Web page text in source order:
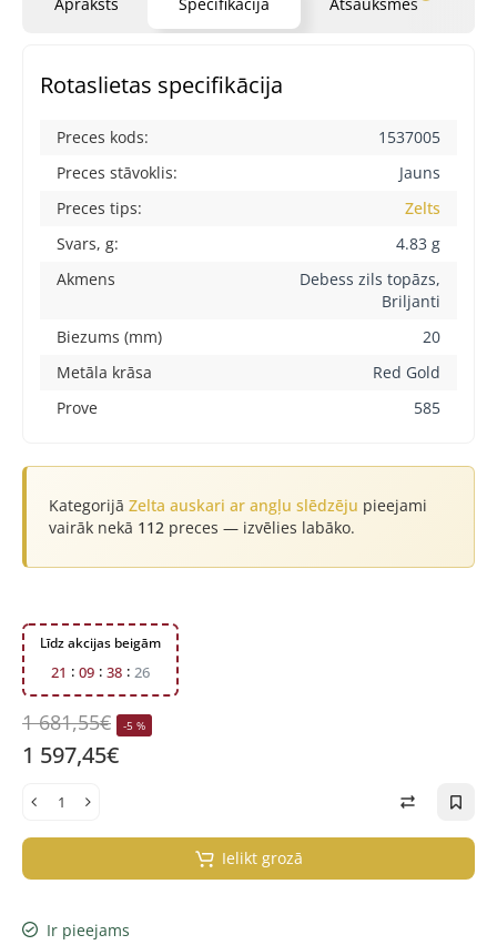
Rotaslietas specifikācija
Preces kods:
1537005
Preces stāvoklis:
Jauns
Preces tips:
Zelts
Svars, g:
4.83 g
Akmens
Debess zils topāzs,
Briljanti
Biezums (mm)
20
Metāla krāsa
Red Gold
Prove
585
Kategorijā Zelta auskari ar angļu slēdzēju pieejami
vairāk nekā 112 preces — izvēlies labāko.
Līdz akcijas beigām
21 09 38 26
1 681,55€ -5 %
1 597,45€
Ielikt grozā
Ir pieejams